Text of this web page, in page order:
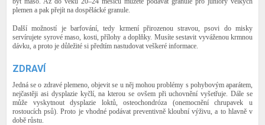
plemen a pak přejít na dospělácké granule.
Další možností je barfování, tedy krmení přirozenou stravou, psovi do misky
servírujete syrové maso, kosti, přílohy a doplňky. Musíte sestavit vyváženou krmnou
dávku, a proto je důležité si předtím nastudovat veškeré informace.
ZDRAVÍ
Jedná se o zdravé plemeno, objevit se u něj mohou problémy s pohybovým aparátem,
nejčastěji asi dysplazie kyčlí, na kterou se ovšem při uchovnění vyšetřuje. Dále se
může vyskytnout dysplazie loktů, osteochondróza (onemocnění chrupavek u
rostoucích psů). Proto je vhodné podávat preventivně kloubní výživu, a to hlavně v
době růstu.